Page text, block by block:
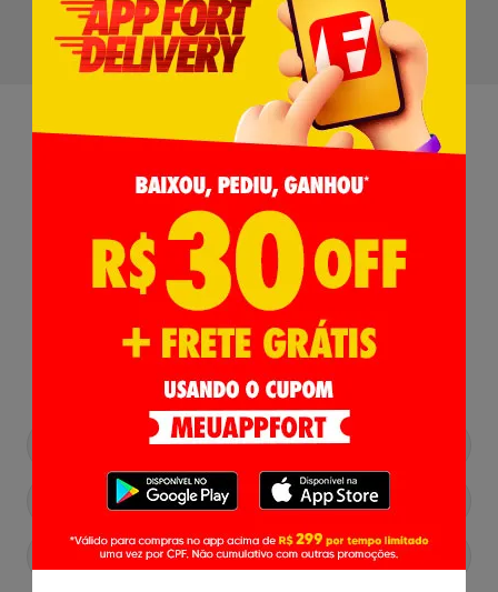
Receba nossasNovidades
Lançamentos e Promoções!